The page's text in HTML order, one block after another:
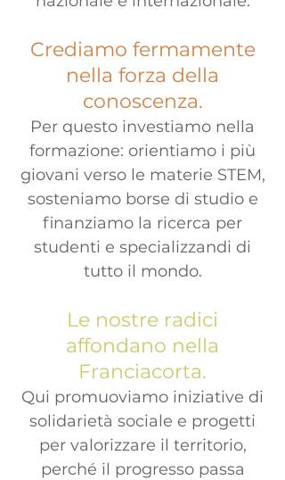
Crediamo fermamente
nella forza della
conoscenza.
Per questo investiamo nella
formazione: orientiamo i più
giovani verso le materie STEM,
sosteniamo borse di studio e
finanziamo la ricerca per
studenti e specializzandi di
tutto il mondo.
Le nostre radici
affondano nella
Franciacorta.
Qui promuoviamo iniziative di
solidarietà sociale e progetti
per valorizzare il territorio,
perché il progresso passa